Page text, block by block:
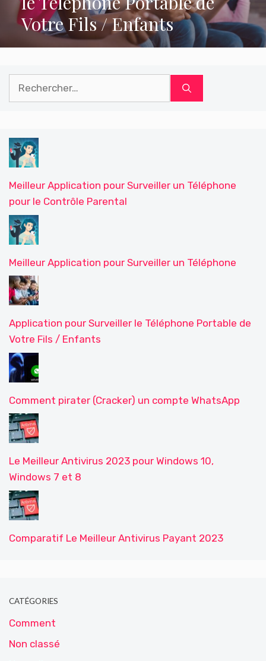
Votre Fils / Enfants
Rechercher :
Meilleur Application pour Surveiller un Téléphone
pour le Contrôle Parental
Meilleur Application pour Surveiller un Téléphone
Application pour Surveiller le Téléphone Portable de
Votre Fils / Enfants
Comment pirater (Cracker) un compte WhatsApp
Le Meilleur Antivirus 2023 pour Windows 10,
Windows 7 et 8
Comparatif Le Meilleur Antivirus Payant 2023
CATÉGORIES
Comment
Non classé